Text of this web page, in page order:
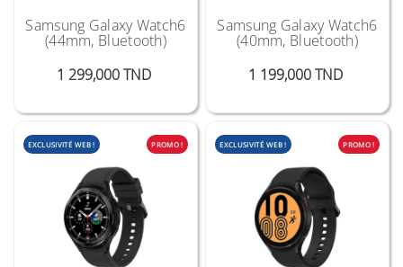
Samsung Galaxy Watch6
(44mm, Bluetooth)
1 299,000 TND
Samsung Galaxy Watch6
(40mm, Bluetooth)
1 199,000 TND
EXCLUSIVITÉ WEB ! PROMO ! EXCLUSIVITÉ WEB ! PROMO !